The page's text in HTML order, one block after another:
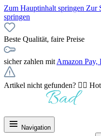
Zum Hauptinhalt springen Zur
springen
Beste Qualität, faire Preise
sicher zahlen mit Amazon Pay,
Artikel nicht gefunden? 👉🏻
Navigation